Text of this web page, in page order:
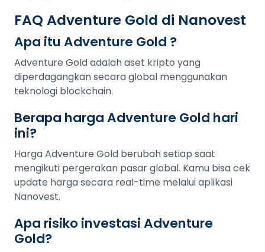
FAQ Adventure Gold di Nanovest
Apa itu Adventure Gold ?
Adventure Gold adalah aset kripto yang
diperdagangkan secara global menggunakan
teknologi blockchain.
Berapa harga Adventure Gold hari
ini?
Harga Adventure Gold berubah setiap saat
mengikuti pergerakan pasar global. Kamu bisa cek
update harga secara real-time melalui aplikasi
Nanovest.
Apa risiko investasi Adventure
Gold?